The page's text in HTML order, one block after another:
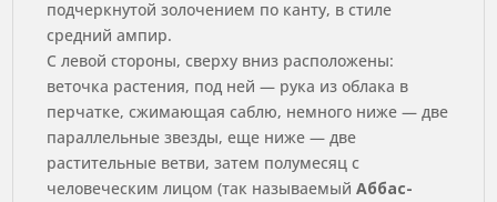
подчеркнутой золочением по канту, в стиле
средний ампир.
С левой стороны, сверху вниз расположены:
веточка растения, под ней — рука из облака в
перчатке, сжимающая саблю, немного ниже — две
параллельные звезды, еще ниже — две
растительные ветви, затем полумесяц с
человеческим лицом (так называемыйАббас-